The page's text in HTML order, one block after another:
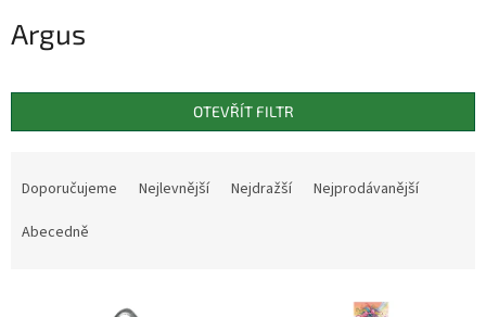
Argus
OTEVŘÍT FILTR
Doporučujeme Nejlevnější Nejdražší
Nejprodávanější
Abecedně